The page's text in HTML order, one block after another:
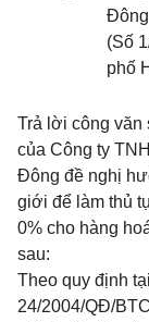
Đông
(Số
phố
Trả lời công văn
của Công ty
Đông đề nghị
giới để làm thủ
0% cho hàng
sau:
Theo quy định tại
24/2004/QĐ/BTC